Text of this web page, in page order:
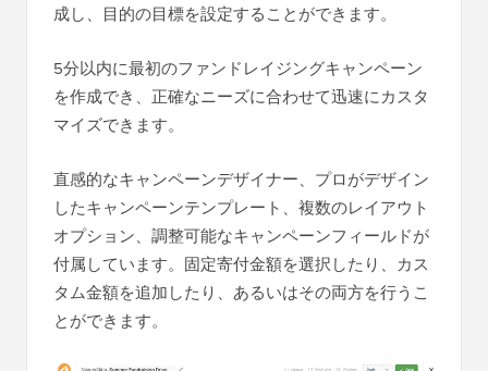
成し、目的の目標を設定することができます。
5分以内に最初のファンドレイジングキャンペーン
を作成でき、正確なニーズに合わせて迅速にカスタ
マイズできます。
直感的なキャンペーンデザイナー、プロがデザイン
したキャンペーンテンプレート、複数のレイアウト
オプション、調整可能なキャンペーンフィールドが
付属しています。固定寄付金額を選択したり、カス
タム金額を追加したり、あるいはその両方を行うこ
とができます。